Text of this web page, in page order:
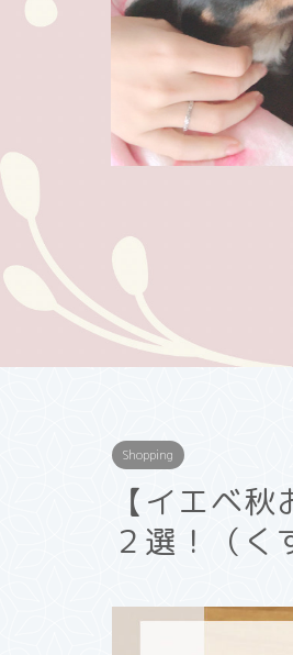
Shopping
【イエベ
２選！（く